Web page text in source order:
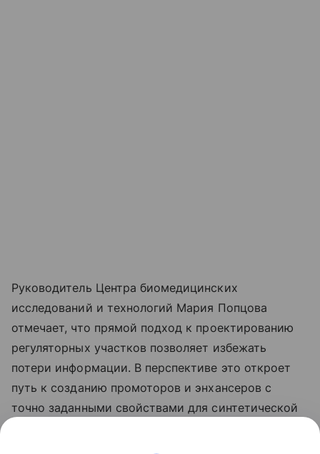
Руководитель Центра биомедицинских
исследований и технологий Мария Попцова
отмечает, что прямой подход к проектированию
регуляторных участков позволяет избежать
потери информации. В перспективе это откроет
путь к созданию промоторов и энхансеров с
точно заданными свойствами для синтетической